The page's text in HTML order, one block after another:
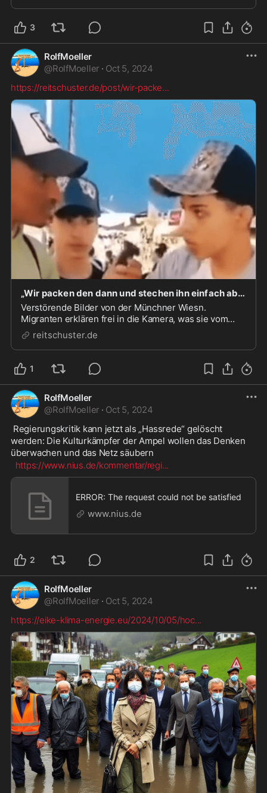
3
RolfMoeller
@RolfMoeller · Oct 5, 2024
https://reitschuster.de/post/wir-packe...
„Wir packen den dann und stechen ihn einfach ab“ - reitschuster.de
Verstörende Bilder von der Münchner Wiesn.
Migranten erklären frei in die Kamera, was sie vom
deutschen Rechtsstaat halten und welchem Frauenbild
sie folgen. Die Szenen sind mehr als nur ein
Alarmsignal – sie sind ein Fanal für unser Land! Von Kai
Re...
reitschuster.de
1
RolfMoeller
@RolfMoeller · Oct 5, 2024
werden: Die Kulturkämpfer der Ampel wollen das Denken
überwachen und das Netz säubern
https://www.nius.de/kommentar/regi...
ERROR: The request could not be satisfied
www.nius.de
2
RolfMoeller
@RolfMoeller · Oct 5, 2024
https://eike-klima-energie.eu/2024/10/05/hoc...